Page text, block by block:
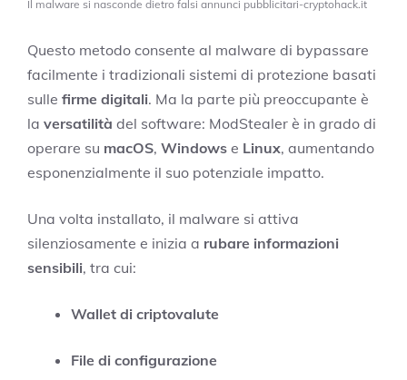
Il malware si nasconde dietro falsi annunci pubblicitari-cryptohack.it
Questo metodo consente al malware di bypassare
facilmente i tradizionali sistemi di protezione basati
sulle firme digitali. Ma la parte più preoccupante è
la versatilità del software: ModStealer è in grado di
operare su macOS, Windows e Linux, aumentando
esponenzialmente il suo potenziale impatto.
Una volta installato, il malware si attiva
silenziosamente e inizia a rubare informazioni
sensibili, tra cui:
Wallet di criptovalute
File di configurazione